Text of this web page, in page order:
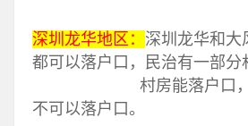
深圳龙华地区： 深圳龙华和大
都可以落户口，民治有一部分
村房能落户口，深
不可以落户口。